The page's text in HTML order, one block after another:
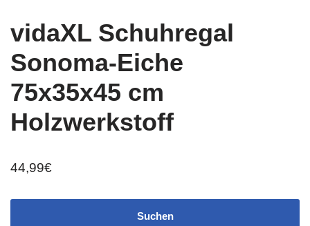
vidaXL Schuhregal
Sonoma-Eiche
75x35x45 cm
Holzwerkstoff
44,99€
Suchen